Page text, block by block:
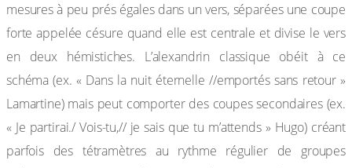
mesures à peu prés égales dans un vers, séparées une coupe
forte appelée césure quand elle est centrale et divise le vers
en deux hémistiches. L’alexandrin classique obéit à ce
schéma (ex. « Dans la nuit éternelle //emportés sans retour »
Lamartine) mais peut comporter des coupes secondaires (ex.
« Je partirai./ Vois-tu,// je sais que tu m’attends » Hugo) créant
parfois des tétramètres au rythme régulier de groupes